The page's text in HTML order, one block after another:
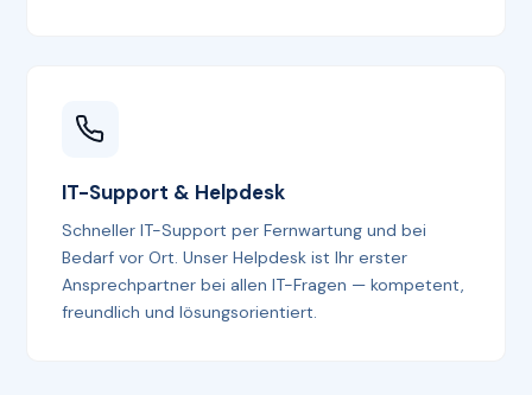
IT-Support & Helpdesk
Schneller IT-Support per Fernwartung und bei
Bedarf vor Ort. Unser Helpdesk ist Ihr erster
Ansprechpartner bei allen IT-Fragen — kompetent,
freundlich und lösungsorientiert.